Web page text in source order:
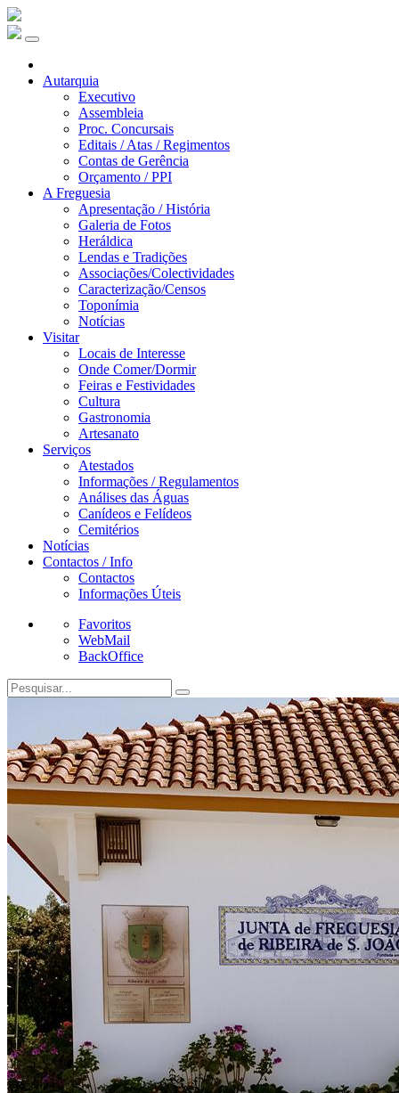
Autarquia
Executivo
Assembleia
Proc. Concursais
Editais / Atas / Regimentos
Contas de Gerência
Orçamento / PPI
A Freguesia
Apresentação / História
Galeria de Fotos
Heráldica
Lendas e Tradições
Associações/Colectividades
Caracterização/Censos
Toponímia
Notícias
Visitar
Locais de Interesse
Onde Comer/Dormir
Feiras e Festividades
Cultura
Gastronomia
Artesanato
Serviços
Atestados
Informações / Regulamentos
Análises das Águas
Canídeos e Felídeos
Cemitérios
Notícias
Contactos / Info
Contactos
Informações Úteis
Favoritos
WebMail
BackOffice